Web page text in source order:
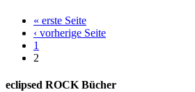
« erste Seite
‹ vorherige Seite
1
2
eclipsed ROCK Bücher